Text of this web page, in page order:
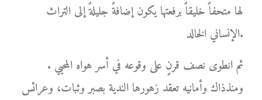
لها متحفاً خليقاً برفعتها يكون إضافةً جليلةً إلى التراث
الإنساني الخالد.
ثم انطوى نصف قرنٍ على وقوعه في أسر هواه المحيي .
ومنذذاك وأمانيه تعقد زهورها الندية بصبر وثبات، وعرائس